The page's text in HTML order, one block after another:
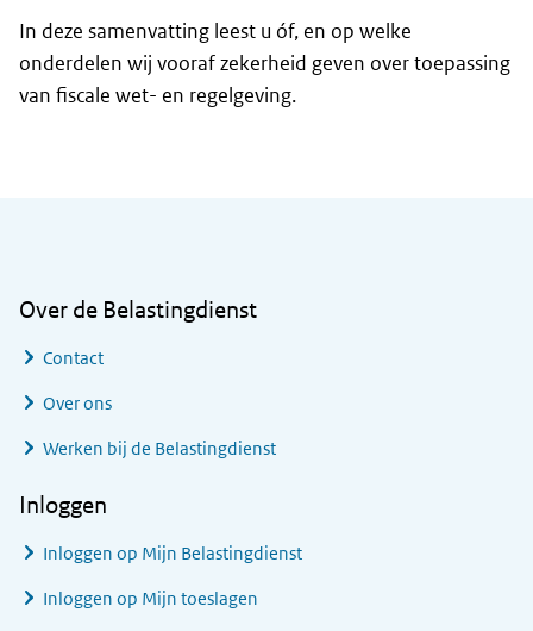
In deze samenvatting leest u óf, en op welke
onderdelen wij vooraf zekerheid geven over toepassing
van fiscale wet- en regelgeving.
Over de Belastingdienst
Contact
Over ons
Werken bij de Belastingdienst
Inloggen
Inloggen op Mijn Belastingdienst
Inloggen op Mijn toeslagen